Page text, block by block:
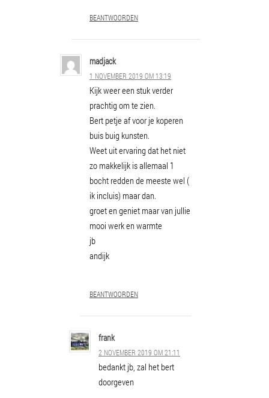
BEANTWOORDEN
madjack
1 NOVEMBER 2019 OM 13:19
Kijk weer een stuk verder
prachtig om te zien.
Bert petje af voor je koperen
buis buig kunsten.
Weet uit ervaring dat het niet
zo makkelijk is allemaal 1
bocht redden de meeste wel (
ik incluis) maar dan.
groet en geniet maar van jullie
mooi werk en warmte
jb
andijk
BEANTWOORDEN
frank
2 NOVEMBER 2019 OM 21:11
bedankt jb, zal het bert
doorgeven